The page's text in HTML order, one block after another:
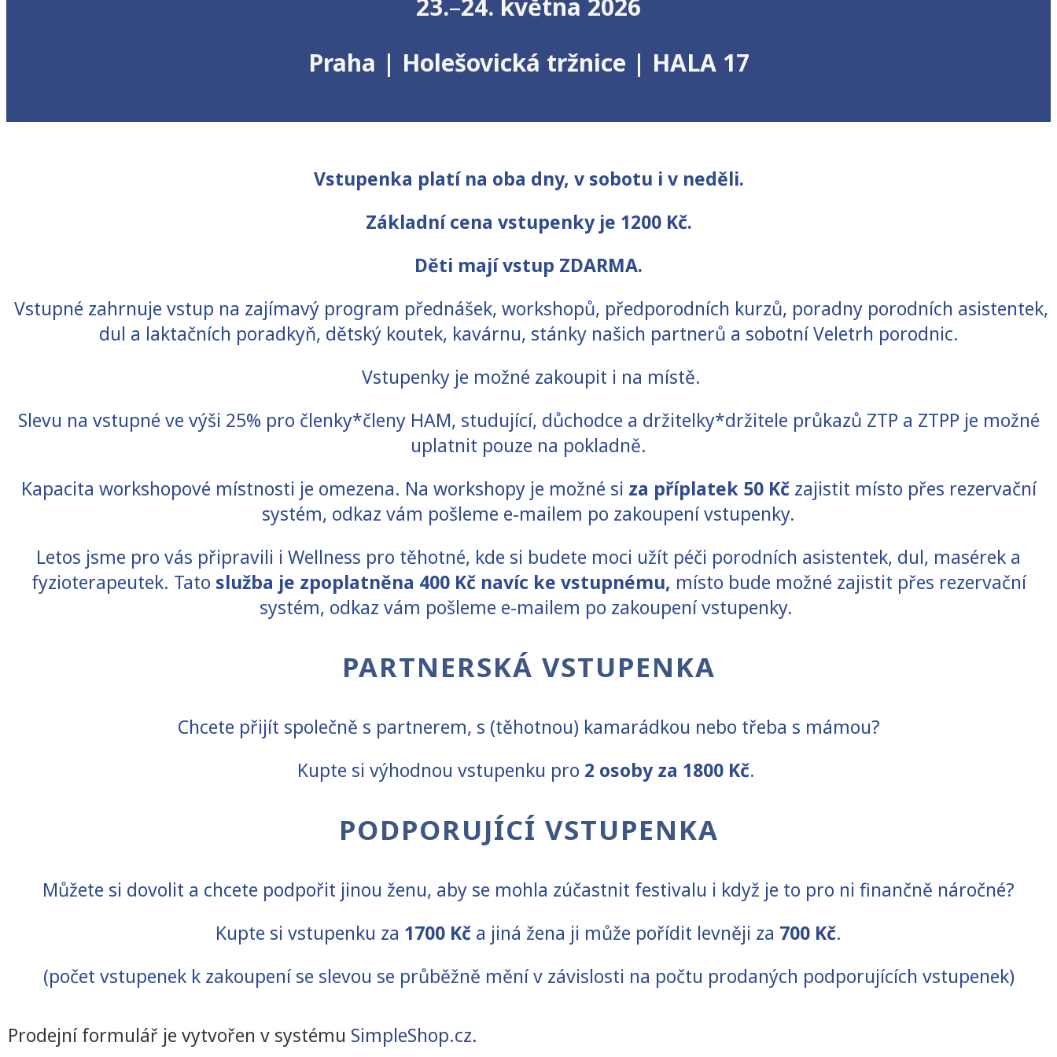
23.–24. května 2026
Praha | Holešovická tržnice | HALA 17
Vstupenka platí na oba dny, v sobotu i v neděli.
Základní cena vstupenky je 1200 Kč.
Děti mají vstup ZDARMA.
Vstupné zahrnuje vstup na zajímavý program přednášek, workshopů, předporodních kurzů, poradny porodních asistentek,
dul a laktačních poradkyň, dětský koutek, kavárnu, stánky našich partnerů a sobotní Veletrh porodnic.
Vstupenky je možné zakoupit i na místě.
Slevu na vstupné ve výši 25% pro členky*členy HAM, studující, důchodce a držitelky*držitele průkazů ZTP a ZTPP je možné
uplatnit pouze na pokladně.
Kapacita workshopové místnosti je omezena. Na workshopy je možné si za příplatek 50 Kčzajistit místo přes rezervační
systém, odkaz vám pošleme e-mailem po zakoupení vstupenky.
Letos jsme pro vás připravili i Wellness pro těhotné, kde si budete moci užít péči porodních asistentek, dul, masérek a
fyzioterapeutek. Tato služba je zpoplatněna 400 Kč navíc ke vstupnému, místo bude možné zajistit přes rezervační
systém, odkaz vám pošleme e-mailem po zakoupení vstupenky.
PARTNERSKÁ VSTUPENKA
Chcete přijít společně s partnerem, s (těhotnou) kamarádkou nebo třeba s mámou?
Kupte si výhodnou vstupenku pro 2 osoby za 1800 Kč.
PODPORUJÍCÍ VSTUPENKA
Můžete si dovolit a chcete podpořit jinou ženu, aby se mohla zúčastnit festivalu i když je to pro ni finančně náročné?
Kupte si vstupenku za 1700 Kč a jiná žena ji může pořídit levněji za 700 Kč.
(počet vstupenek k zakoupení se slevou se průběžně mění v závislosti na počtu prodaných podporujících vstupenek)
Prodejní formulář je vytvořen v systému SimpleShop.cz.